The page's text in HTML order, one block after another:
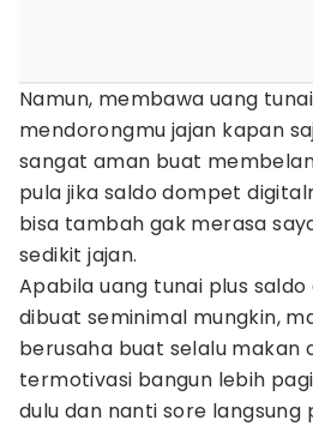
Namun, membawa uang
mendorongmu jajan kapan
sangat aman buat
pula jika saldo dompet
bisa tambah gak merasa
sedikit jajan.
Apabila uang tunai plus
dibuat seminimal mungkin,
berusaha buat selalu makan
termotivasi bangun lebih
dulu dan nanti sore langsung